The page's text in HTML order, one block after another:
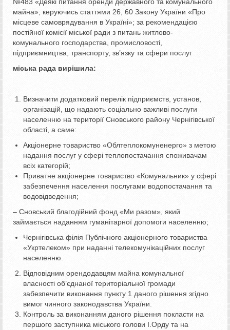
майна»; керуючись статтями 26, 60 Закону України «Про
місцеве самоврядування в Україні»; за рекомендацією
постійної комісії міської ради з питань житлово-
комунального господарства, промисловості,
підприємництва, транспорту, зв’язку та сфери послуг
міська рада вирішила:
Визначити додатковий перелік підприємств, установ,
організацій, що надають соціально важливі послуги
населенню на території Сновського району Чернігівської
області, а саме:
Акціонерне товариство «Облтеплокомуненерго» з метою
надання послуг у сфері теплопостачання споживачам
всіх категорій;
Приватне акціонерне товариство «Комунальник» у сфері
забезпечення населення послугами водопостачання та
водовідведення;
– Сновський благодійний фонд «Ми разом», який
займається наданням гуманітарної допомоги населенню;
Чернігівська філія Публічного акціонерного товариства
«Укртелеком» при наданні телекомунікаційних послуг
населенню.
Відповідним орендодавцям майна комунальної
власності об’єднаної територіальної громади
забезпечити виконання пункту 1 даного рішення згідно
вимог чинного законодавства України.
Контроль за виконанням даного рішення покласти на
першого заступника міського голови І.Орду та на